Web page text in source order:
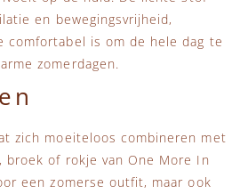
en bewegingsvrijheid,
comfortabel is om de hele dag te
zomerdagen.
zich moeiteloos combineren met
broek of rokje van One More In
een zomerse outfit, maar ook